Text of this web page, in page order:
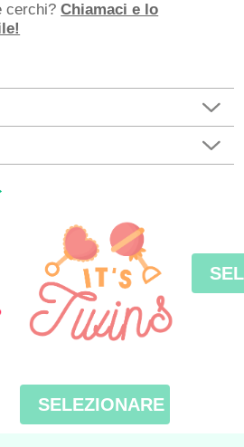
cerchi?Chiamaci e lo
SELEZIONARE